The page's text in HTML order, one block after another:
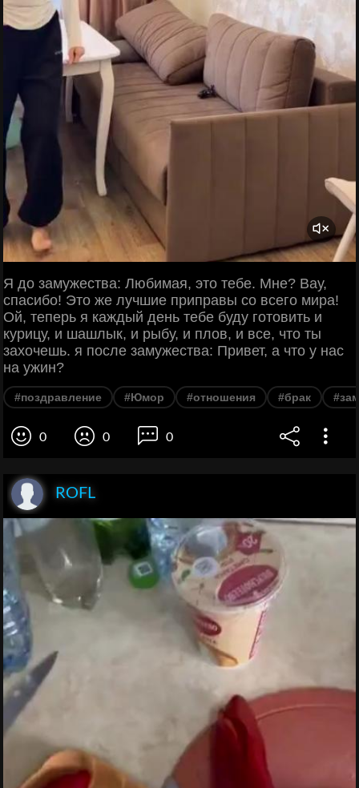
Я до замужества: Любимая, это тебе. Мне? Вау,
спасибо! Это же лучшие приправы со всего мира!
Ой, теперь я каждый день тебе буду готовить и
курицу, и шашлык, и рыбу, и плов, и все, что ты
захочешь. я после замужества: Привет, а что у нас
на ужин?
#поздравление #Юмор #отношения #брак
0 0 0
ROFL